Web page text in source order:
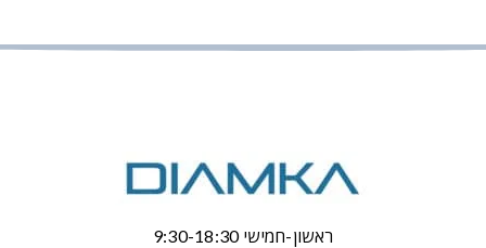
ראשון-חמישי 9:30-18:30